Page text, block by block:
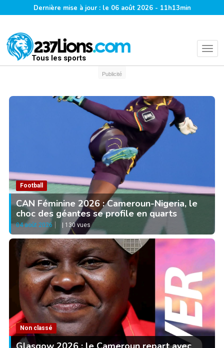
Dernière mise à jour : le 06 août 2026 - 11h13min
Tous les sports
Publicité
Football
CAN Féminine 2026 : Cameroun-Nigeria, le
choc des géantes se profile en quarts
04 août 2026 130 vues
Non classé